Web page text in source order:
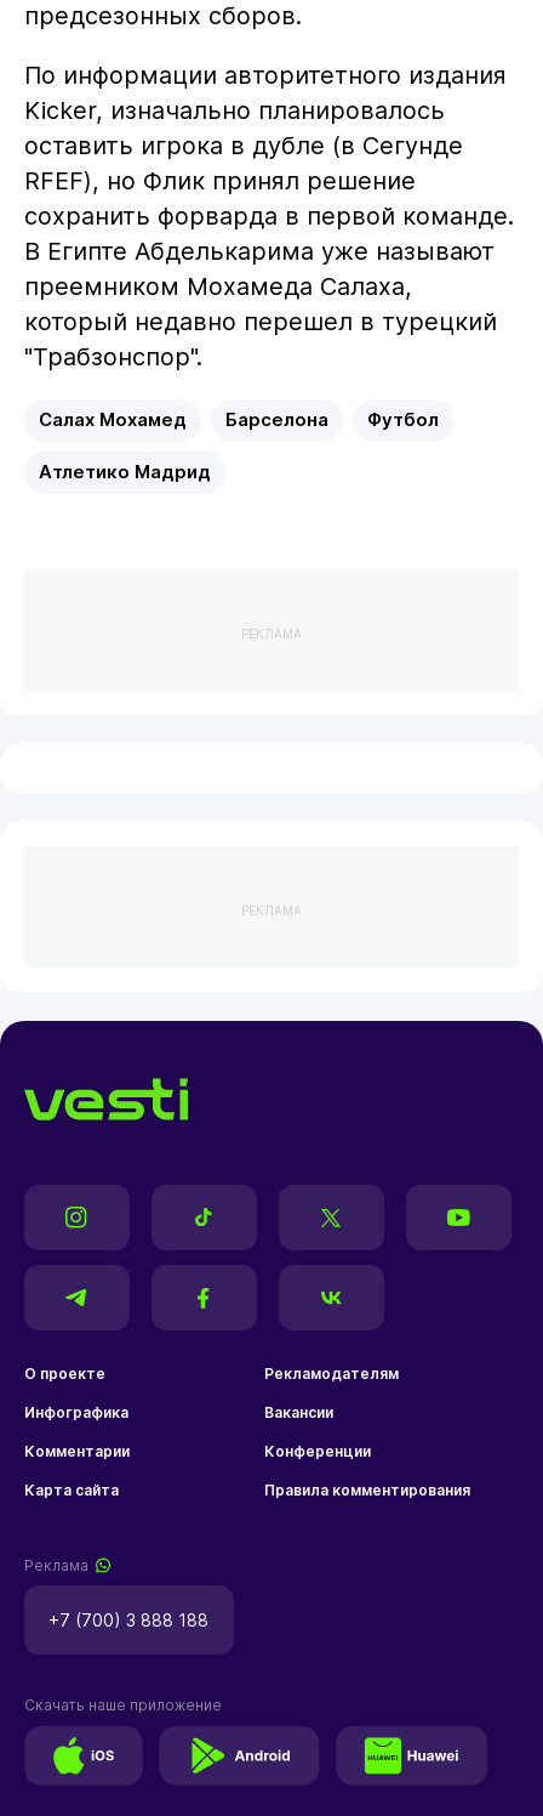
предсезонных сборов.
По информации авторитетного издания
Kicker, изначально планировалось
оставить игрока в дубле (в Сегунде
RFEF), но Флик принял решение
сохранить форварда в первой команде.
В Египте Абделькарима уже называют
преемником Мохамеда Салаха,
который недавно перешел в турецкий
"Трабзонспор".
Салах Мохамед Барселона Футбол
Атлетико Мадрид
РЕКЛАМА
РЕКЛАМА
О проекте Рекламодателям
Инфографика Вакансии
Комментарии Конференции
Карта сайта Правила комментирования
Реклама
+7 (700) 3 888 188
Скачать наше приложение